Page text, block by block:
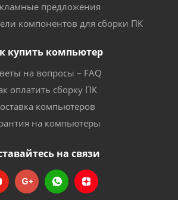
предложения
компонентов для сборки ПК
купить компьютер
на вопросы – FAQ
оплатить сборку ПК
компьютеров
на компьютеры
на связи